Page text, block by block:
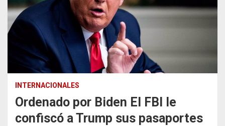
INTERNACIONALES
Ordenado por Biden El FBI le
confiscó a Trump sus pasaportes